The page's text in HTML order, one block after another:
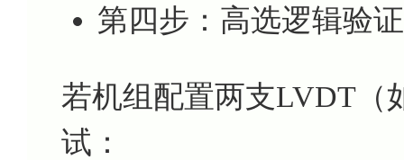
第四步：高选逻辑验
若机组配置两支LVDT（
试：